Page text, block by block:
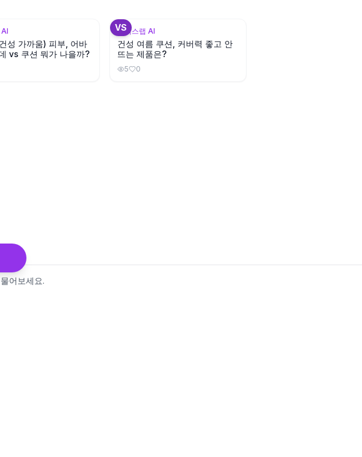
성 가까움) 피부, 어바
vs 쿠션 뭐가 나을까?
VS
뷰틱스랩 AI
건성 여름 쿠션, 커버력 좋고 안
뜨는 제품은?
5 0
어보세요.